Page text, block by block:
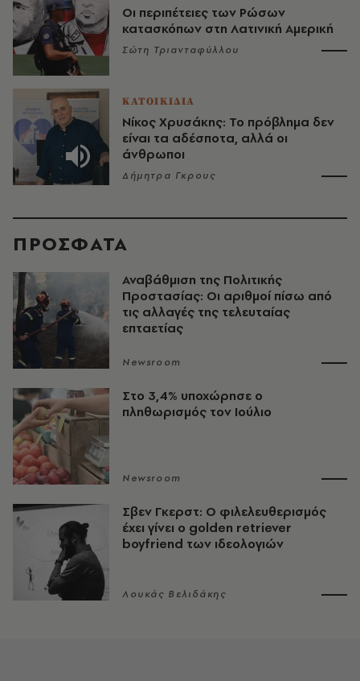
Οι περιπέτειες των Ρώσων
κατασκόπων στη Λατινική Αμερική
Σώτη Τριανταφύλλου
ΚΑΤΟΙΚΙΔΙΑ
Νίκος Χρυσάκης: Το πρόβλημα δεν
είναι τα αδέσποτα, αλλά οι
άνθρωποι
Δήμητρα Γκρους
ΠΡΟΣΦΑΤΑ
Αναβάθμιση της Πολιτικής
Προστασίας: Οι αριθμοί πίσω από
τις αλλαγές της τελευταίας
επταετίας
Newsroom
Στο 3,4% υποχώρησε ο
πληθωρισμός τον Ιούλιο
Newsroom
Σβεν Γκερστ: Ο φιλελευθερισμός
έχει γίνει ο golden retriever
boyfriend των ιδεολογιών
Λουκάς Βελιδάκης